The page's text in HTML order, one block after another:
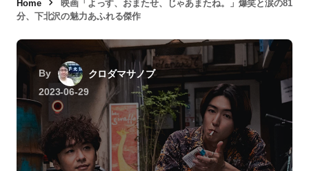
Home
映画「よっす、おまたせ、じゃあまたね。」爆笑と涙の81
分、下北沢の魅力あふれる傑作
By
クロダマサノブ
2023-06-29